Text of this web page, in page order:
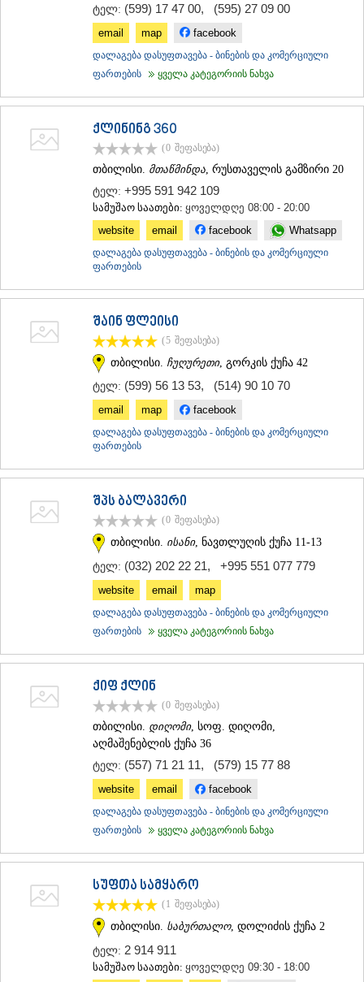
ტელ: (599) 17 47 00, (595) 27 09 00
email map facebook
დალაგება დასუფთავება - ბინების და კომერციული
ფართების
ყველა კატეგორიის ნახვა
ქლინინგ 360
(0 შეფასება)
თბილისი. მთაწმინდა , რუსთაველის გამზირი 20
ტელ: +995 591 942 109
სამუშაო საათები: ყოველდღე 08:00 - 20:00
website
email facebook Whatsapp
დალაგება დასუფთავება - ბინების და კომერციული
ფართების
შაინ ფლეისი
(5 შეფასება)
თბილისი. ჩუღურეთი, გორკის ქუჩა 42
ტელ: (599) 56 13 53, (514) 90 10 70
email map facebook
დალაგება დასუფთავება - ბინების და კომერციული
ფართების
შპს ბალავერი
(0 შეფასება)
თბილისი. ისანი, ნავთლუღის ქუჩა 11-13
ტელ: (032) 202 22 21, +995 551 077 779
website email map
დალაგება დასუფთავება - ბინების და კომერციული
ფართების
ყველა კატეგორიის ნახვა
ქიფ ქლინ
(0 შეფასება)
თბილისი. დიღომი, სოფ. დიღომი,
აღმაშენებლის ქუჩა 36
ტელ: (557) 71 21 11, (579) 15 77 88
website email facebook
დალაგება დასუფთავება - ბინების და კომერციული
ფართების
ყველა კატეგორიის ნახვა
სუფთა სამყარო
(1 შეფასება)
თბილისი. საბურთალო, დოლიძის ქუჩა 2
ტელ: 2 914 911
სამუშაო საათები: ყოველდღე 09:30 - 18:00